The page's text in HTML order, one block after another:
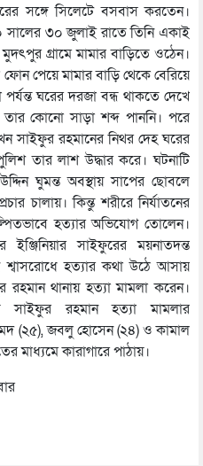
সঙ্গে সিলেটে বসবাস করতেন।
৩০ জুলাই রাতে তিনি একাই
গ্রামে মামার বাড়িতে ওঠেন।
পেয়ে মামার বাড়ি থেকে বেরিয়ে
ঘরের দরজা বন্ধ থাকতে দেখে
তার কোনো সাড়া শব্দ পাননি। পরে
সাইফুর রহমানের নিথর দেহ ঘরের
তার লাশ উদ্ধার করে। ঘটনাটি
ঘুমন্ত অবস্থায় সাপের ছোবলে
চালায়। কিন্তু শরীরে নির্যাতনের
হত্যার অভিযোগ তোলেন।
সাইফুরের ময়নাতদন্ত
শ্বাসরোধে হত্যার কথা উঠে আসায়
থানায় হত্যা মামলা করেন।
রহমান হত্যা মামলার
(২৫), জবলু হোসেন (২৪) ও কামাল
মাধ্যমে কারাগারে পাঠায়।